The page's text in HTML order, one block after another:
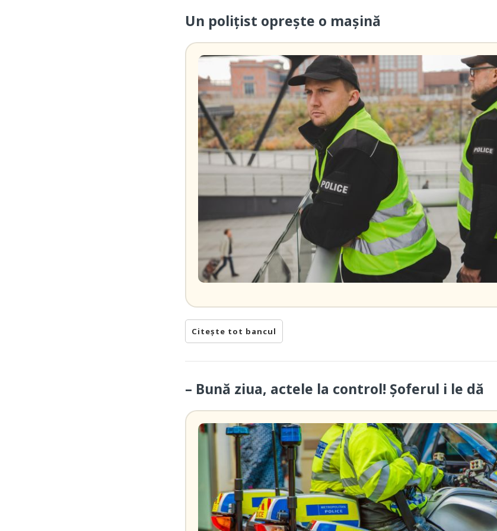
Un polițist oprește o mașină
Citește tot bancul
– Bună ziua, actele la control! Șoferul i le dă